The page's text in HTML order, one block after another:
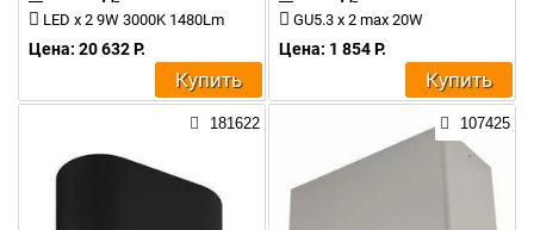
LED x 2 9W 3000K 1480Lm
Цена: 20 632 Р.
Купить
GU5.3 x 2 max 20W
Цена: 1 854 Р.
Купить
181622 107425